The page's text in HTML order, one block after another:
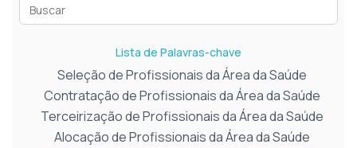
Lista de Palavras-chave
Seleção de Profissionais da Área da Saúde
Contratação de Profissionais da Área da Saúde
Terceirização de Profissionais da Área da Saúde
Alocação de Profissionais da Área da Saúde